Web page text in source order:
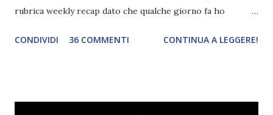
rubrica weekly recap dato che qualche giorno fa ho
troppo creare un nuovo banner xD Nella puntata di oggi vi
CONDIVIDI 36 COMMENTI CONTINUA A LEGGERE!